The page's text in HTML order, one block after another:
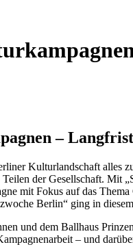
–
Kulturlandschaft alles
der Gesellschaft. Mit
mit Fokus auf das
Berlin“ ging in
und dem Ballhaus
– und